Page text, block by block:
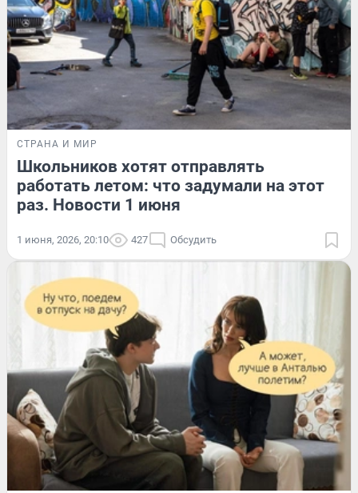
СТРАНА И МИР
Школьников хотят отправлять
работать летом: что задумали на этот
раз. Новости 1 июня
1 июня, 2026, 20:10 427 Обсудить